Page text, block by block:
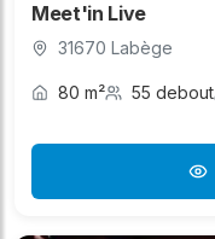
Meet'in Live
31670 Labège
80 m² 55 debout